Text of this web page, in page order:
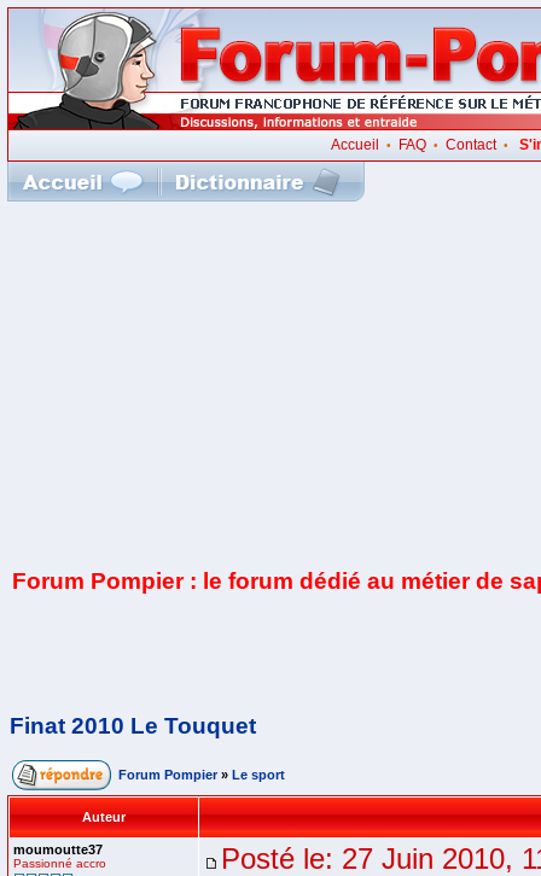
Accueil • FAQ• Contact•
Forum Pompier : le forum dédié au métier de
Finat 2010 Le Touquet
Forum Pompier » Le sport
Auteur
moumoutte37
Passionné accro Posté le: 27 Juin 2010,